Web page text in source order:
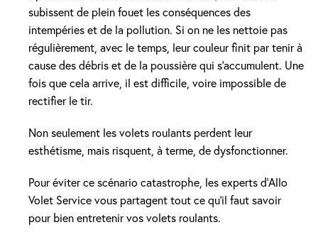
subissent de plein fouet les conséquences des
intempéries et de la pollution. Si on ne les nettoie pas
régulièrement, avec le temps, leur couleur finit par tenir à
cause des débris et de la poussière qui s’accumulent. Une
fois que cela arrive, il est difficile, voire impossible de
rectifier le tir.
Non seulement les volets roulants perdent leur
esthétisme, mais risquent, à terme, de dysfonctionner.
Pour éviter ce scénario catastrophe, les experts d’Allo
Volet Service vous partagent tout ce qu’il faut savoir
pour bien entretenir vos volets roulants.